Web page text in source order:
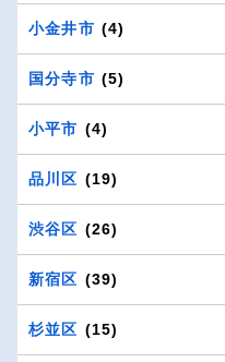
小金井市 (4)
国分寺市 (5)
小平市 (4)
品川区 (19)
渋谷区 (26)
新宿区 (39)
杉並区 (15)